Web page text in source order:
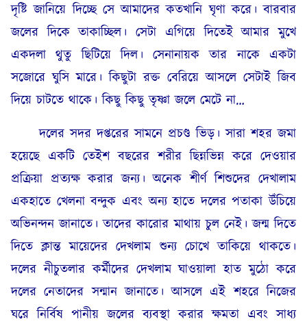
দৃষ্টি জানিয়ে দিচ্ছে সে আমাদের কতখানি ঘৃণা করে। বারবার
জলের দিকে তাকাচ্ছিল। সেটা এগিয়ে দিতেই আমার মুখে
একদলা থুতু ছিটিয়ে দিল। সেনানায়ক তার নাকে একটা
সজোরে ঘুসি মারে। কিছুটা রক্ত বেরিয়ে আসলে সেটাই জিব
দিয়ে চাটতে থাকে। কিছু কিছু তৃষ্ণা জলে মেটে না…
দলের সদর দপ্তরের সামনে প্রচণ্ড ভিড়। সারা শহর জমা
হয়েছে একটি তেইশ বছরের শরীর ছিন্নভিন্ন করে দেওয়ার
প্রক্রিয়া প্রত্যক্ষ করার জন্য। অনেক শীর্ণ শিশুদের দেখালাম
একহাতে খেলনা বন্দুক এবং অন্য হাতে দলের পতাকা উঁচিয়ে
অভিনন্দন জানাতে। তাদের কারোর মাথায় চুল নেই। জন্ম দিতে
দিতে ক্লান্ত মায়েদের দেখলাম শুন্য চোখে তাকিয়ে থাকতে।
দলের নীচুতলার কর্মীদের দেখলাম ঘাওয়ালা হাত মুঠো করে
দলের নেতাদের সন্মান জানাতে। আসলে এই শহরে নিজের
ঘরে নির্বিষ পানীয় জলের ব্যবস্থা করার ক্ষমতা এবং সাধ্য